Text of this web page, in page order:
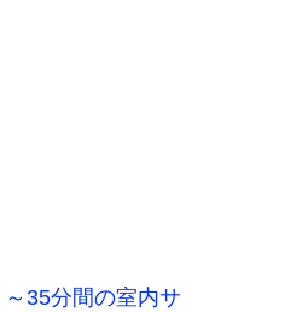
35分間の室内サ